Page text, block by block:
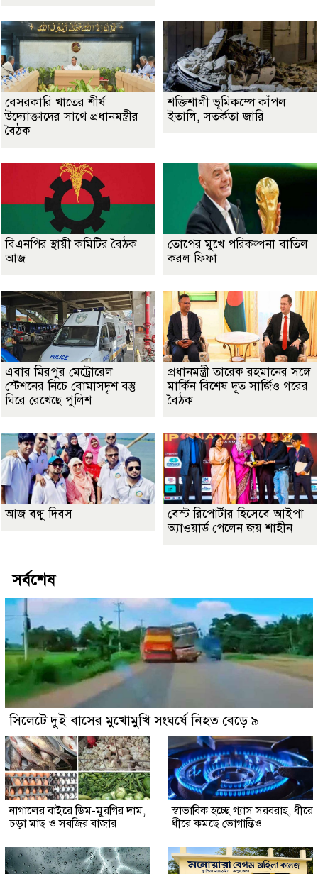
বেসরকারি খাতের শীর্ষ
উদ্যোক্তাদের সাথে প্রধানমন্ত্রীর
বৈঠক
শক্তিশালী ভূমিকম্পে কাঁপল
ইতালি, সতর্কতা জারি
বিএনপির স্থায়ী কমিটির বৈঠক
আজ
তোপের মুখে পরিকল্পনা বাতিল
করল ফিফা
এবার মিরপুর মেট্রোরেল
স্টেশনের নিচে বোমাসদৃশ বস্তু
ঘিরে রেখেছে পুলিশ
প্রধানমন্ত্রী তারেক রহমানের সঙ্গে
মার্কিন বিশেষ দূত সার্জিও গরের
বৈঠক
আজ বন্ধু দিবস
বেস্ট রিপোর্টার হিসেবে আইপা
অ্যাওয়ার্ড পেলেন জয় শাহীন
সর্বশেষ
সিলেটে দুই বাসের মুখোমুখি সংঘর্ষে নিহত বেড়ে ৯
নাগালের বাইরে ডিম-মুরগির দাম,
চড়া মাছ ও সবজির বাজার
স্বাভাবিক হচ্ছে গ্যাস সরবরাহ, ধীরে
ধীরে কমছে ভোগান্তিও